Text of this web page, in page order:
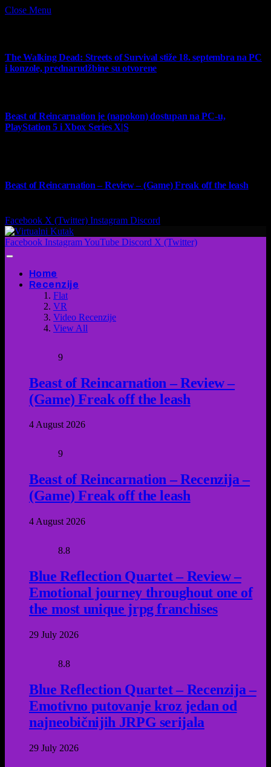
Close Menu
The Walking Dead: Streets of Survival stiže 18. septembra na PC
i konzole, prednarudžbine su otvorene
Beast of Reincarnation je (napokon) dostupan na PC-u,
PlayStation 5 i Xbox Series X|S
Beast of Reincarnation – Review – (Game) Freak off the leash
Facebook X (Twitter) Instagram Discord
Facebook InstagramYouTube Discord X (Twitter)
Home
Recenzije
Flat
VR
Video Recenzije
View All
9
Beast of Reincarnation – Review –
(Game) Freak off the leash
4 August 2026
9
Beast of Reincarnation – Recenzija –
(Game) Freak off the leash
4 August 2026
8.8
Blue Reflection Quartet – Review –
Emotional journey throughout one of
the most unique jrpg franchises
29 July 2026
8.8
Blue Reflection Quartet – Recenzija –
Emotivno putovanje kroz jedan od
najneobičnijih JRPG serijala
29 July 2026